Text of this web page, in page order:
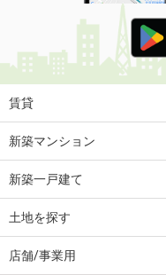
賃貸
新築マンション
新築一戸建て
土地を探す
店舗/事業用